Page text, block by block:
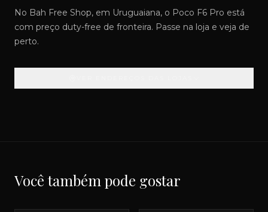
No Bah Free Shop, em Uruguaiana, o Poco F6 Pro está
com preço duty-free de fronteira. Passe na loja e veja de
perto.
Você também pode gostar